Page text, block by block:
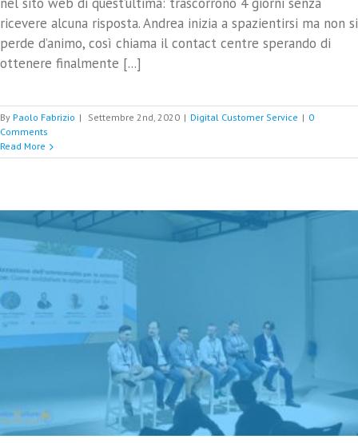
ricevere alcuna risposta. Andrea inizia a spazientirsi ma non si
perde d’animo, così chiama il contact centre sperando di
ottenere finalmente [...]
By Paolo Fabrizio | Settembre 2nd, 2020 | Digital Customer Service | 0
Comments
Read More